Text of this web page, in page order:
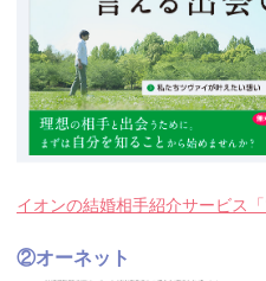
イオンの結婚相手紹介サービス「
②オーネット